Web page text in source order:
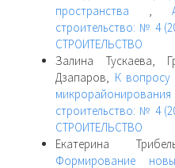
пространства ,
строительство: № 4
СТРОИТЕЛЬСТВО
Залина Тускаева,
Дзапаров, К вопросу
микрорайонирования
строительство: № 4
СТРОИТЕЛЬСТВО
Екатерина
Формирование